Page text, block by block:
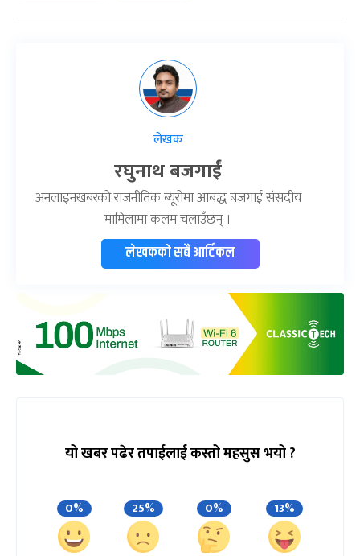
लेखक
रघुनाथ बजगाईं
अनलाइनखबरको राजनीतिक ब्यूरोमा आबद्ध बजगाईं संसदीय
मामिलामा कलम चलाउँछन् ।
लेखकको सबै आर्टिकल
यो खबर पढेर तपाईलाई कस्तो महसुस भयो ?
0% 25% 0% 13%